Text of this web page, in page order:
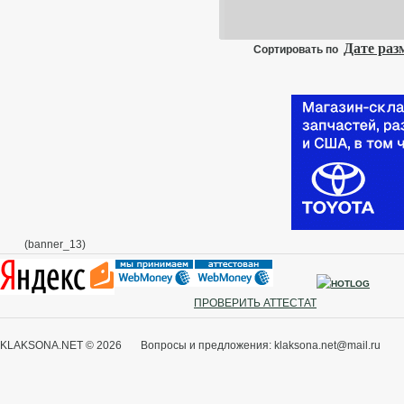
Сортировать по Дате
(banner_13)
ПРОВЕРИТЬ АТТЕСТАТ
KLAKSONA.NET © 2026 Вопросы и предложения: klaksona.net@mail.ru